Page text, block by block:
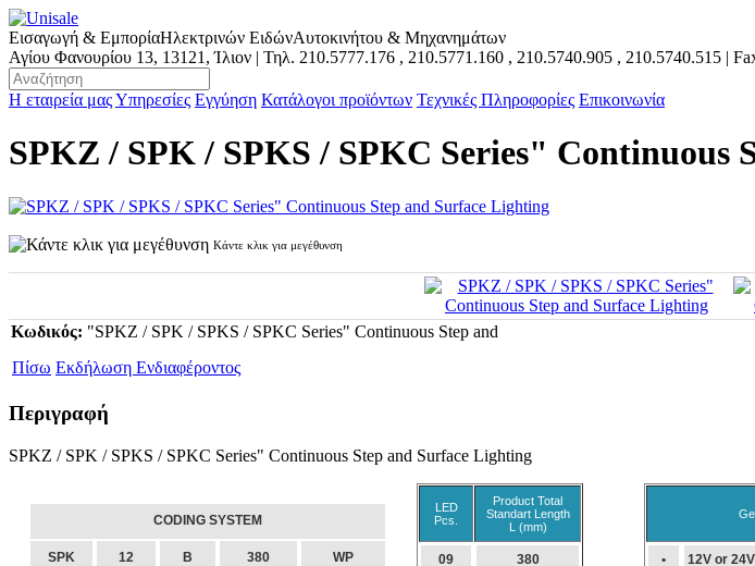
Εισαγωγή & ΕμπορίαΗλεκτρινών ΕιδώνΑυτοκινήτου & Μηχανημάτων
Αγίου Φανουρίου 13, 13121, Ίλιον | Τηλ. 210.5777.176 , 210.5771.160 , 210.5740.905 , 210.5740.515 |
Η εταιρεία μαςΥπηρεσίες Εγγύηση Κατάλογοι προϊόντων Τεχνικές Πληροφορίες Επικοινωνία
SPKZ / SPK / SPKS / SPKC Series" Continuous
Κάντε κλικ για μεγέθυνση
Κωδικός: "SPKZ / SPK / SPKS / SPKC Series" Continuous Step and
Πίσω Εκδήλωση Ενδιαφέροντος
Περιγραφή
SPKZ / SPK / SPKS / SPKC Series" Continuous Step and Surface Lighting
CODING SYSTEM
SPK 12 B 380 WP
LED
Pcs.
Product Total
Standart Length
L (mm)
09 380 • 12V or 24V